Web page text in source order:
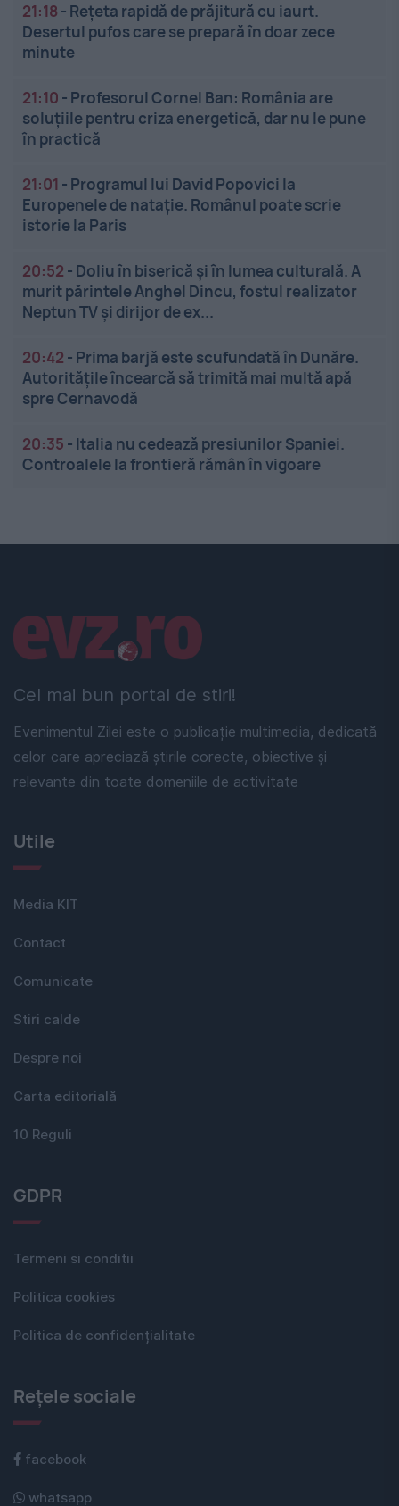
21:18 - Rețeta rapidă de prăjitură cu iaurt.
Desertul pufos care se prepară în doar zece
minute
21:10 - Profesorul Cornel Ban: România are
soluțiile pentru criza energetică, dar nu le pune
în practică
21:01 - Programul lui David Popovici la
Europenele de natație. Românul poate scrie
istorie la Paris
20:52 - Doliu în biserică și în lumea culturală. A
murit părintele Anghel Dincu, fostul realizator
Neptun TV și dirijor de ex...
20:42 - Prima barjă este scufundată în Dunăre.
Autoritățile încearcă să trimită mai multă apă
spre Cernavodă
20:35 - Italia nu cedează presiunilor Spaniei.
Controalele la frontieră rămân în vigoare
Cel mai bun portal de stiri!
Evenimentul Zilei este o publicație multimedia, dedicată
celor care apreciază știrile corecte, obiective și
relevante din toate domeniile de activitate
Linkuri utile
Utile
Media KIT
Contact
Comunicate
Stiri calde
Despre noi
Carta editorială
10 Reguli
GDPR
Termeni si conditii
Politica cookies
Politica de confidențialitate
Rețele sociale
facebook
whatsapp